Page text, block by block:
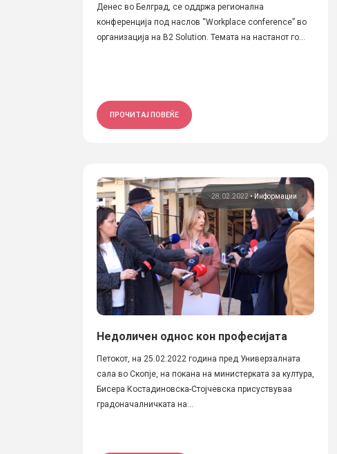
Денес во Белград, се оддржа регионална
конференција под наслов “Workplace conference” во
организација на B2 Solution. Темата на настанот го...
ПРОЧИТАЈ ПОВЕЌЕ
28.02.2022 • Информации
Недоличен однос кон професијата
Петокот, на 25.02.2022 година пред Универзалната
сала во Скопје, на покана на министерката за култура,
Бисера Костадиновска-Стојчевска присуствуваа
градоначалничката на...